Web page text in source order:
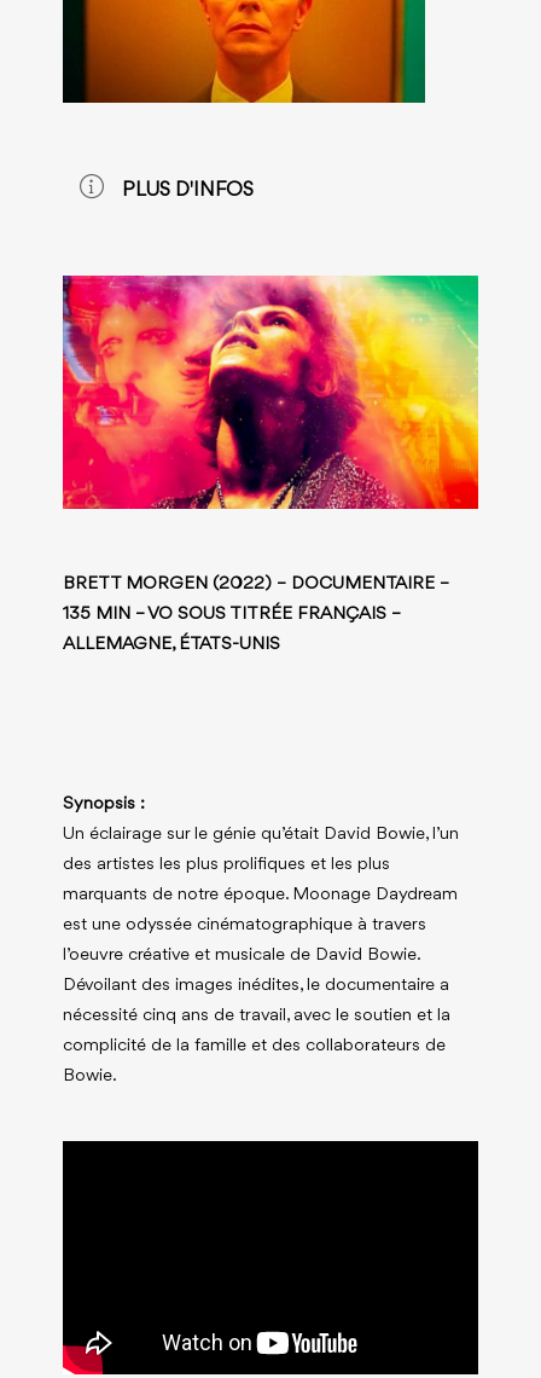
PLUS D'INFOS
BRETT MORGEN (2022) – DOCUMENTAIRE –
135 MIN – VO SOUS TITRÉE FRANÇAIS –
ALLEMAGNE, ÉTATS-UNIS
Synopsis :
Un éclairage sur le génie qu’était David Bowie, l’un
des artistes les plus prolifiques et les plus
marquants de notre époque. Moonage Daydream
est une odyssée cinématographique à travers
l’oeuvre créative et musicale de David Bowie.
Dévoilant des images inédites, le documentaire a
nécessité cinq ans de travail, avec le soutien et la
complicité de la famille et des collaborateurs de
Bowie.